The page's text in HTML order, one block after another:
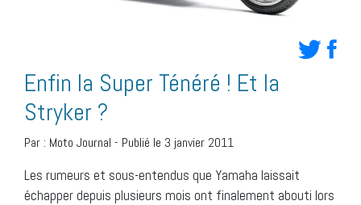
Enfin la Super Ténéré ! Et la
Stryker ?
Par : Moto Journal - Publié le 3 janvier 2011
Les rumeurs et sous-entendus que Yamaha laissait
échapper depuis plusieurs mois ont finalement abouti lors